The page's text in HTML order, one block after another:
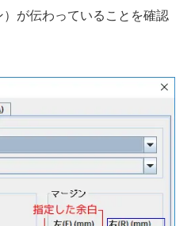
が伝わっていることを確認